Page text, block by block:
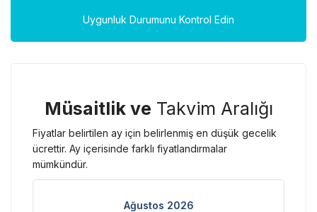
Uygunluk Durumunu Kontrol Edin
Müsaitlik ve Takvim Aralığı
Fiyatlar belirtilen ay için belirlenmiş en düşük gecelik
ücrettir. Ay içerisinde farklı fiyatlandırmalar
mümkündür.
Ağustos 2026